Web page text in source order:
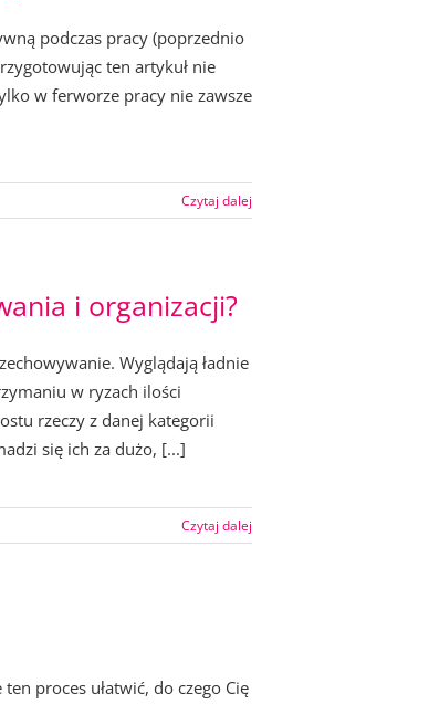
podczas pracy (poprzednio
ten artykuł nie
w ferworze pracy nie zawsze
Czytaj dalej
i organizacji?
Wyglądają ładnie
w ryzach ilości
rzeczy z danej kategorii
się ich za dużo, [...]
Czytaj dalej
proces ułatwić, do czego Cię